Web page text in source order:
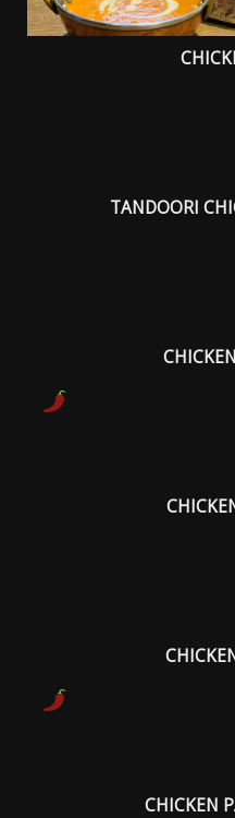
TANDOORI
CHICKEN